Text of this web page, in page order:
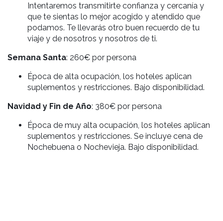
Intentaremos transmitirte confianza y cercanía y
que te sientas lo mejor acogido y atendido que
podamos. Te llevarás otro buen recuerdo de tu
viaje y de nosotros y nosotros de ti.
Semana Santa: 260€ por persona
Época de alta ocupación, los hoteles aplican
suplementos y restricciones. Bajo disponibilidad.
Navidad y Fin de Año: 380€ por persona
Época de muy alta ocupación, los hoteles aplican
suplementos y restricciones. Se incluye cena de
Nochebuena o Nochevieja. Bajo disponibilidad.